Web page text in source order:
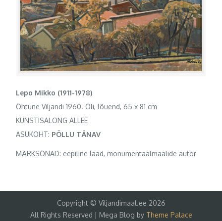
Lepo Mikko (1911-1978)
Õhtune Viljandi 1960. Õli, lõuend, 65 x 81 cm
KUNSTISALONG ALLEE
ASUKOHT: PÕLLU TÄNAV
MÄRKSÕNAD: eepiline laad, monumentaalmaalide autor
Copyright © Viljandimaal.ee 2026
All Rights Reserved | Mega Blog by Theme Palace